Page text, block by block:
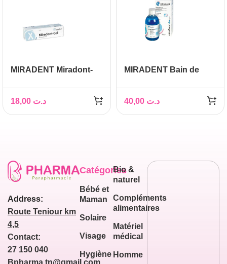
MIRADENT Miradont-
د.ت
MIRADENT Bain de
د.ت
Address:
Route Teniour km
4,5
Contact:
27 150 040
Bpharma.tn@gmail.com
Catégories
Bébé et
Maman
Solaire
Visage
Hygiène
Bio &
naturel
Compléments
alimentaires
Matériel
médical
Homme